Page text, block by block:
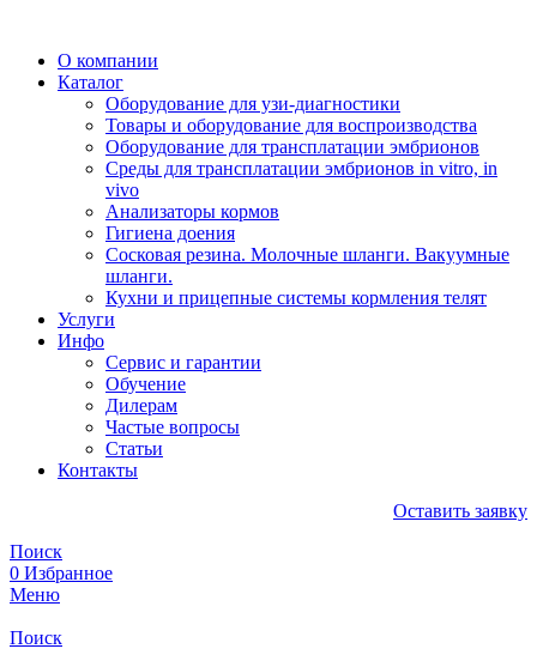
О компании
Каталог
Оборудование для узи-диагностики
Товары и оборудование для воспроизводства
Оборудование для трансплатации эмбрионов
Среды для трансплатации эмбрионов in vitro, in
vivo
Анализаторы кормов
Гигиена доения
Сосковая резина. Молочные шланги. Вакуумные
шланги.
Кухни и прицепные системы кормления телят
Услуги
Инфо
Сервис и гарантии
Обучение
Дилерам
Частые вопросы
Статьи
Контакты
Оставить заявку
Поиск
0 Избранное
Меню
Поиск